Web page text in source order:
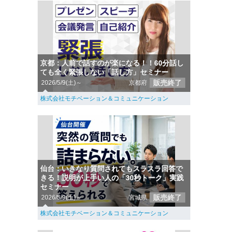
京都：人前で話すのが楽になる！！60分話し
ても全く緊張しない「話し方」セミナー
2026/5/9(土)～ 京都府 販売終了
株式会社モチベーション＆コミュニケーション
仙台：いきなり質問されてもスラスラ回答で
きる！説明が上手い人の「30秒トーク」実践
セミナー
2026/5/9(土)～ 宮城県 販売終了
株式会社モチベーション＆コミュニケーション